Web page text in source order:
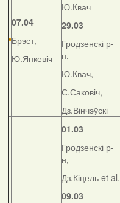
07.04
Брэст,
Ю.Янкевіч
Ю.Квач
29.03
Гродзенскі р-
н,
Ю.Квач,
С.Саковіч,
Дз.Вінчэўскі
01.03
Гродзенскі р-
н,
Дз.Кіцель et al.
09.03